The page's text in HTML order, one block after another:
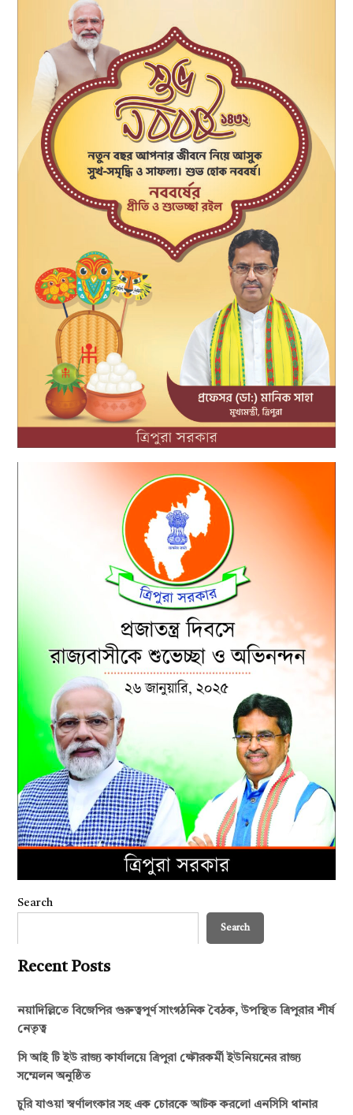
Search
Search
Recent Posts
নয়াদিল্লিতে বিজেপির গুরুত্বপূর্ণ সাংগঠনিক বৈঠক, উপস্থিত ত্রিপুরার শীর্ষ
নেতৃত্ব
সি আই টি ইউ রাজ্য কার্যালয়ে ত্রিপুরা ক্ষৌরকর্মী ইউনিয়নের রাজ্য
সম্মেলন অনুষ্ঠিত
চুরি যাওয়া স্বর্ণালংকার সহ এক চোরকে আটক করলো এনসিসি থানার